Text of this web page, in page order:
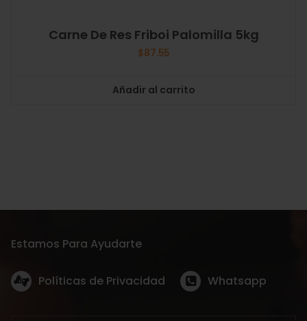
Carne De Res Friboi Palomilla 5kg
$87.55
Añadir al carrito
Estamos Para Ayudarte
Políticas de Privacidad Whatsapp